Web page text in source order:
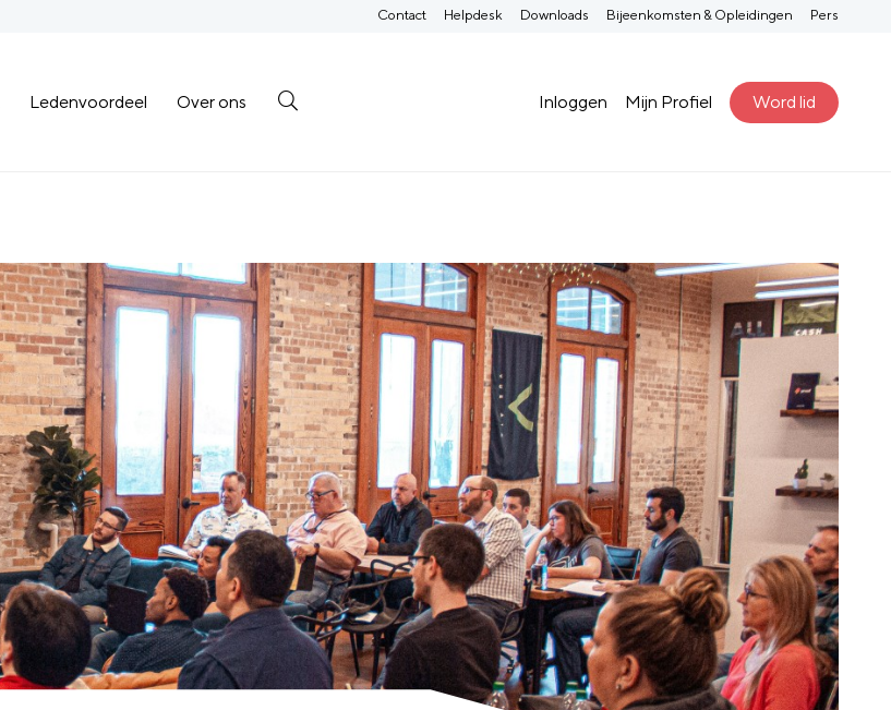
Ledenvoordeel Over ons Inloggen Mijn Profiel Word lid
Contact Helpdesk Downloads Bijeenkomsten & Opleidingen Pers